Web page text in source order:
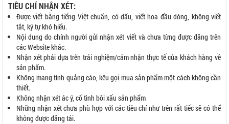
TIÊU CHÍ NHẬN XÉT:
Được viết bằng tiếng Việt chuẩn, có dấu, viết hoa đầu dòng, không viết
tắt, ký tự khó hiểu.
Nội dung do chính người gửi nhận xét viết và chưa từng được đăng trên
các Website khác.
Nhận xét phải dựa trên trải nghiệm/cảm nhận thực tế của khách hàng về
sản phẩm.
Không mang tính quảng cáo, kêu gọi mua sản phẩm một cách không cần
thiết.
Không nhận xét ác ý, cố tình bôi xấu sản phẩm
Những nhận xét chưa phù hợp với các tiêu chí như trên rất tiếc sẽ có thể
không được đăng tải.